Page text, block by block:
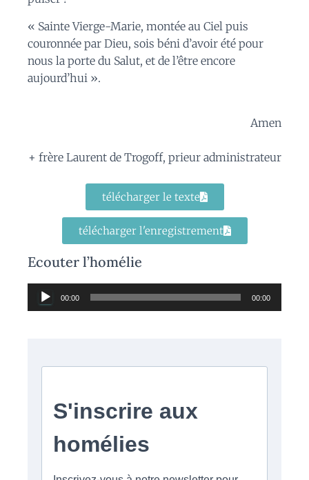
« Sainte Vierge-Marie, montée au Ciel puis
couronnée par Dieu, sois béni d’avoir été pour
nous la porte du Salut, et de l’être encore
aujourd’hui ».
Amen
+ frère Laurent de Trogoff, prieur administrateur
télécharger le texte
télécharger l'enregistrement
Ecouter l’homélie
Lecteur
audio
00:00 00:00